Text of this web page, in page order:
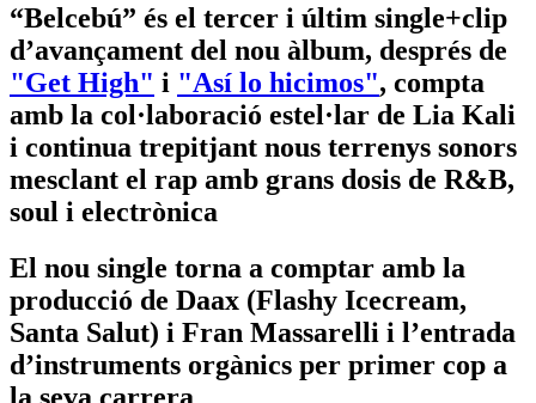
“Belcebú” és el tercer i últim single+clip
d’avançament del nou àlbum, després de
"Get High" i "Así lo hicimos", compta
amb la col·laboració estel·lar de Lia Kali
i continua trepitjant nous terrenys sonors
mesclant el rap amb grans dosis de R&B,
soul i electrònica
El nou single torna a comptar amb la
producció de Daax (Flashy Icecream,
Santa Salut) i Fran Massarelli i l’entrada
d’instruments orgànics per primer cop a
la seva carrera